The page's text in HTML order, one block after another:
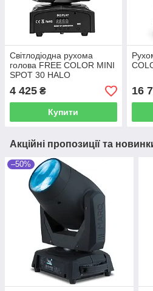
Світлодіодна рухома
голова FREE COLOR MINI
SPOT 30 HALO
4 425 ₴
Купити
16
Акційні пропозиції та
–50%